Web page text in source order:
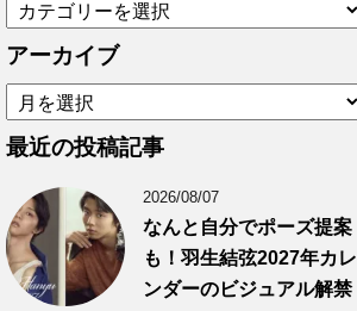
テ
ゴ
ー
アーカイブ
ア
ー
カ
最近の投稿記事
2026/08/07
なんと自分でポーズ提案
も！羽生結弦2027年カレ
ンダーのビジュアル解禁